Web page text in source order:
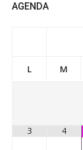
AGENDA
L M
3 4